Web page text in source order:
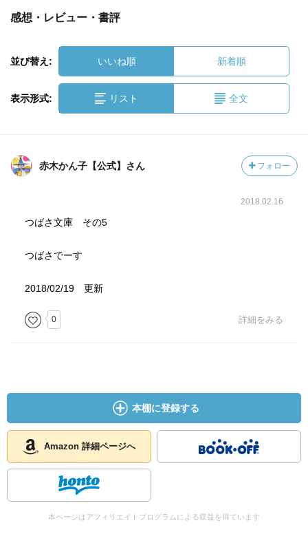
感想・レビュー・書評
並び替え: いいね順 新着順
表示形式: リスト 全文
赤木かん子【公式】さん フォロー
2018.02.16
つばさ文庫 その5
つばさでーす
2018/02/19 更新
0 詳細をみる
本棚に登録する
Amazon 詳細ページへ
本ページはアフィリエイトプログラムによる収益を得ています